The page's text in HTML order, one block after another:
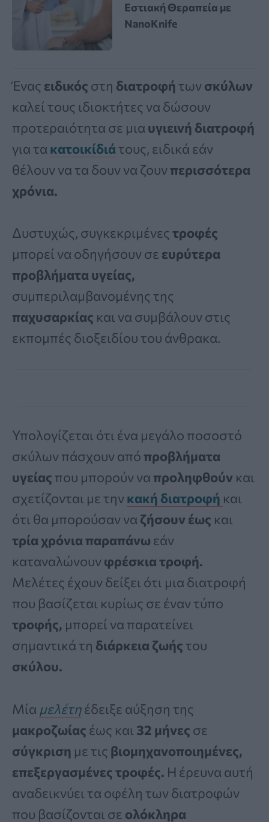
Εστιακή Θεραπεία με
NanoKnife
Ένας ειδικός στη διατροφή των σκύλων
καλεί τους ιδιοκτήτες να δώσουν
προτεραιότητα σε μια υγιεινή διατροφή
για τα κατοικίδιά τους, ειδικά εάν
θέλουν να τα δουν να ζουν περισσότερα
χρόνια.
Δυστυχώς, συγκεκριμένεςτροφές
μπορεί να οδηγήσουν σε ευρύτερα
προβλήματα υγείας,
συμπεριλαμβανομένης της
παχυσαρκίας και να συμβάλουν στις
εκπομπές διοξειδίου του άνθρακα.
Υπολογίζεται ότι ένα μεγάλο ποσοστό
σκύλων πάσχουν από προβλήματα
υγείας που μπορούν να προληφθούν και
σχετίζονται με την κακή διατροφή και
ότι θα μπορούσαν να ζήσουν έως και
τρία χρόνια παραπάνω εάν
καταναλώνουν φρέσκια τροφή.
Μελέτες έχουν δείξει ότι μια διατροφή
που βασίζεται κυρίως σε έναν τύπο
τροφής, μπορεί να παρατείνει
σημαντικά τη διάρκεια ζωής του
σκύλου.
Μία μελέτηέδειξε αύξηση της
μακροζωίας έως και 32 μήνες σε
σύγκριση με τις βιομηχανοποιημένες,
επεξεργασμένες τροφές. Η έρευνα αυτή
αναδεικνύει τα οφέλη των διατροφών
που βασίζονται σε ολόκληρα